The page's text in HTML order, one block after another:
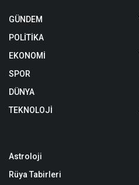
GÜNDEM
POLİTİKA
EKONOMİ
SPOR
DÜNYA
TEKNOLOJİ
Astroloji
Rüya Tabirleri